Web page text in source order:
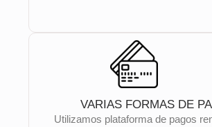
VARIAS FORMAS DE
Utilizamos plataforma de pagos